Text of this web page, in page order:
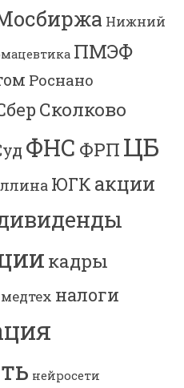
Нижний
ПМЭФ
Роснано
Сколково
ФНС ФРП ЦБ
ЮГК акции
кадры
медтех налоги
нейросети